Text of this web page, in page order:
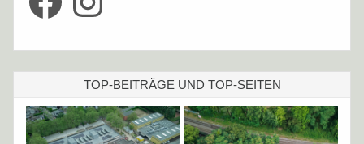
TOP-BEITRÄGE UND TOP-SEITEN